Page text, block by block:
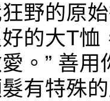
野的原
的大T恤
。” 善
有特殊